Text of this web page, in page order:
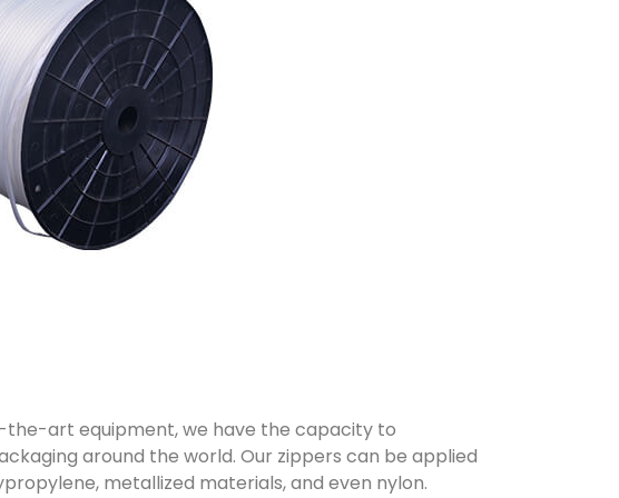
the-art equipment, we have the capacity to
around the world. Our zippers can be applied
metallized materials, and even nylon.